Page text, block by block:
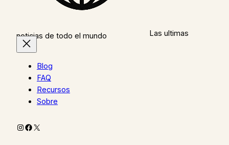
Las ultimas
noticias de todo el mundo
Blog
FAQ
Recursos
Sobre
Instagram
Facebook
X